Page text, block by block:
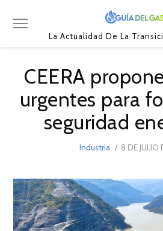
La Actualidad De La
CEERA
urgentes para
seguridad
Industria
POSTED
8 DE JULIO